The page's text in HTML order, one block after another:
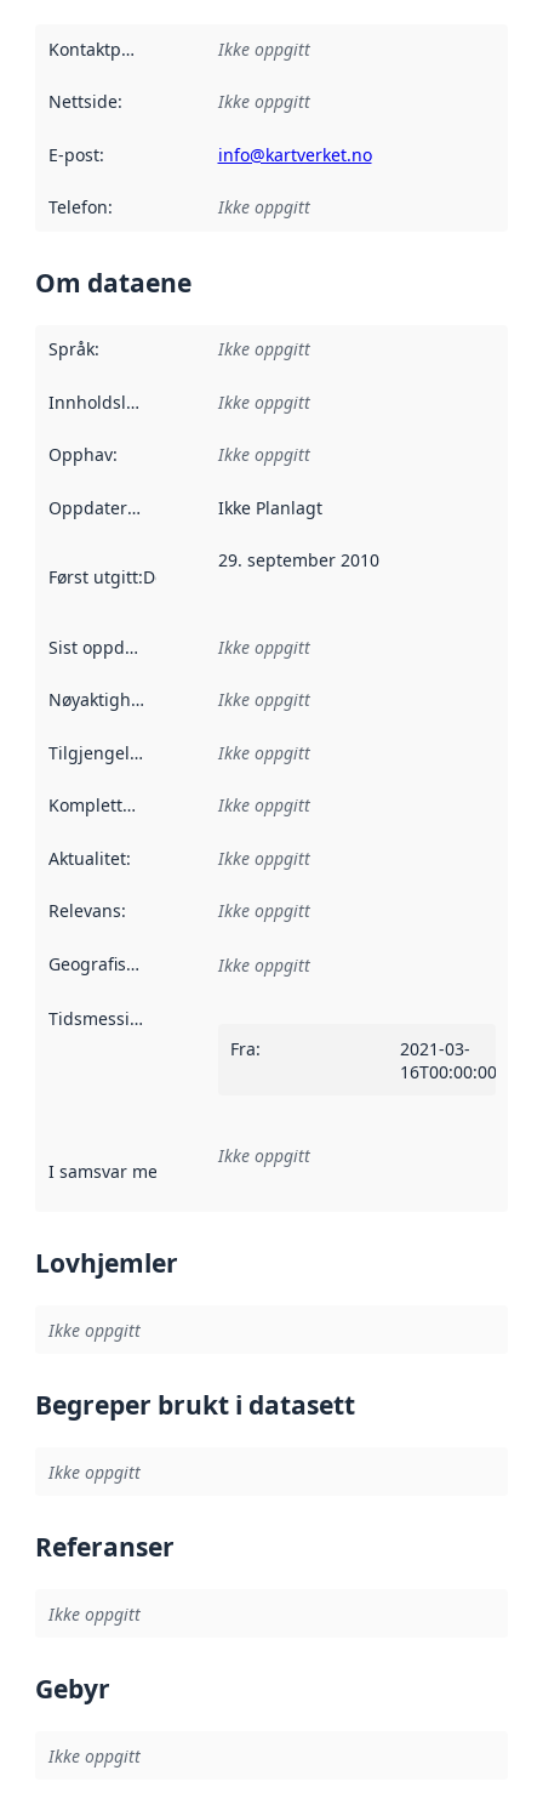
Kontaktpunkt Ikke oppgitt
Nettside: Ikke oppgitt
E-post: info@kartverket.no
Telefon: Ikke oppgitt
Om dataene
Språk: Ikke oppgitt
Innholdsleverandører :
Ikke oppgitt
Opphav: Ikke oppgitt
Oppdateringsfrekvens :
Ikke Planlagt
Først utgitt:Denne datoen sier når dataene i dette
29. september 2010
Sist oppdatert Ikke oppgitt
Nøyaktighet Ikke oppgitt
Tilgjengelighet Ikke oppgitt
Kompletthet Ikke oppgitt
Aktualitet: Ikke oppgitt
Relevans: Ikke oppgitt
Geografisk avgrensning :
Ikke oppgitt
Tidsmessig avgrensning
Fra:
2021-03-
16T00:00:00Z
I samsvar med Referanse til en implementasjonsregel
Ikke oppgitt
Lovhjemler
Ikke oppgitt
Begreper brukt i datasett
Ikke oppgitt
Referanser
Ikke oppgitt
Gebyr
Ikke oppgitt